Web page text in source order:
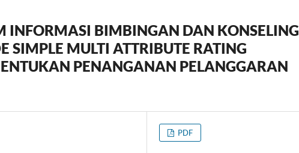
INFORMASI BIMBINGAN DAN KONSELING
SIMPLE MULTI ATTRIBUTE RATING
PENANGANAN PELANGGARAN
PDF